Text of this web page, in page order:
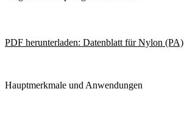
PDF herunterladen: Datenblatt für Nylon (PA)
Hauptmerkmale und Anwendungen